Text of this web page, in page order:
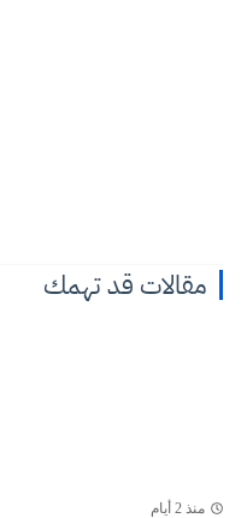
مقالات قد تهمك
منذ 2 أيام